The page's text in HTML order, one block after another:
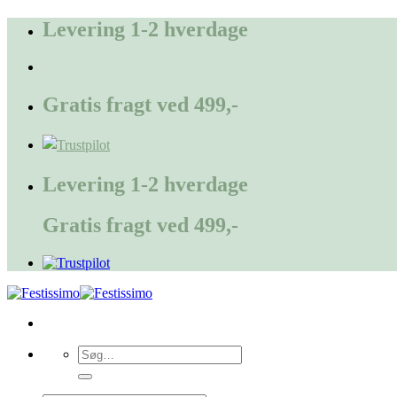
FortsætLevering 1-2 hverdage
Gratis fragt ved 499,-
Levering 1-2 hverdage
Gratis fragt ved 499,-
Søg
efter: